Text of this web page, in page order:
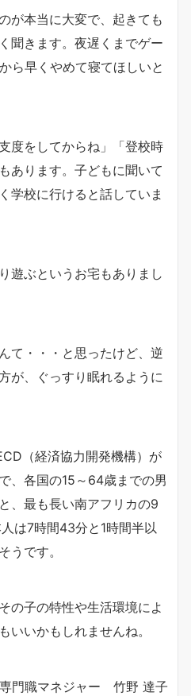
が本当に大変で、起きても
聞きます。夜遅くまでゲー
ら早くやめて寝てほしいと
度をしてからね」「登校時
あります。子どもに聞いて
学校に行けると話していま
遊ぶというお宅もありまし
て・・・と思ったけど、逆
が、ぐっすり眠れるように
（経済協力開発機構）が
、各国の15～64歳までの男
、最も長い南アフリカの9
は7時間43分と1時間半以
うです。
の子の特性や生活環境によ
いいかもしれませんね。
門職マネジャー 竹野 達子